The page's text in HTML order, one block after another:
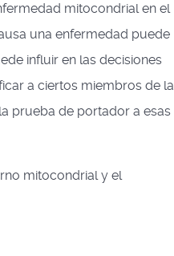
mitocondrial en el
una enfermedad puede
influir en las decisiones
a ciertos miembros de la
prueba de portador a esas
mitocondrial y el